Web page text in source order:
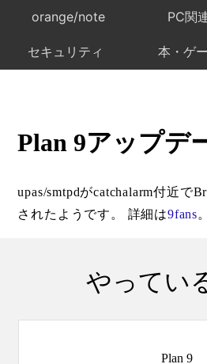
orange/note PC関
セキュリティ 本・ゲ
Plan 9アップデ
upas/smtpdがcatchalarm付近で
されたようです。 詳細は9fans。
やってい
Plan 9